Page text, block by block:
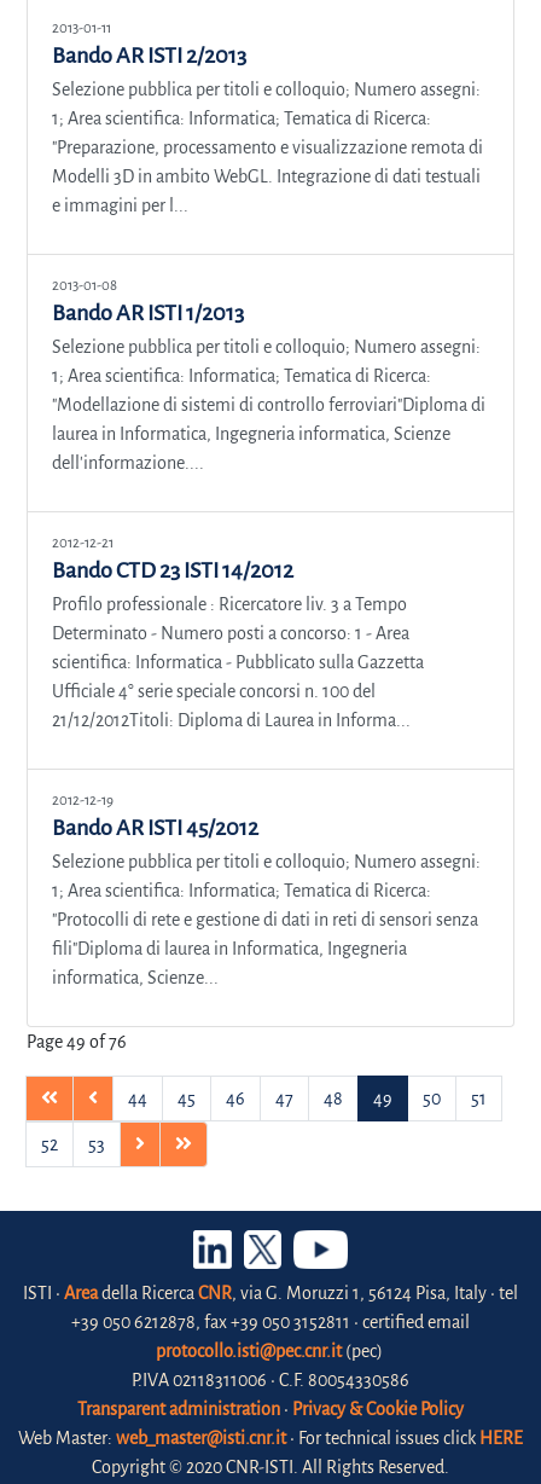
2013-01-11
Bando AR ISTI 2/2013
Selezione pubblica per titoli e colloquio; Numero assegni:
1; Area scientifica: Informatica; Tematica di Ricerca:
"Preparazione, processamento e visualizzazione remota di
Modelli 3D in ambito WebGL. Integrazione di dati testuali
e immagini per l...
2013-01-08
Bando AR ISTI 1/2013
Selezione pubblica per titoli e colloquio; Numero assegni:
1; Area scientifica: Informatica; Tematica di Ricerca:
"Modellazione di sistemi di controllo ferroviari"Diploma di
laurea in Informatica, Ingegneria informatica, Scienze
dell'informazione....
2012-12-21
Bando CTD 23 ISTI 14/2012
Profilo professionale : Ricercatore liv. 3 a Tempo
Determinato - Numero posti a concorso: 1 - Area
scientifica: Informatica - Pubblicato sulla Gazzetta
Ufficiale 4° serie speciale concorsi n. 100 del
21/12/2012Titoli: Diploma di Laurea in Informa...
2012-12-19
Bando AR ISTI 45/2012
Selezione pubblica per titoli e colloquio; Numero assegni:
1; Area scientifica: Informatica; Tematica di Ricerca:
"Protocolli di rete e gestione di dati in reti di sensori senza
fili"Diploma di laurea in Informatica, Ingegneria
informatica, Scienze...
Page 49 of 76
44 45 46 47 48 49 50 51
52 53
ISTI • Areadella Ricerca CNR, via G. Moruzzi 1, 56124 Pisa, Italy • tel
+39 050 6212878, fax +39 050 3152811 • certified email
protocollo.isti@pec.cnr.it(pec)
P.IVA 02118311006 • C.F. 80054330586
Transparent administration • Privacy & Cookie Policy
Web Master: web_master@isti.cnr.it• For technical issues click HERE
Copyright © 2020 CNR-ISTI. All Rights Reserved.